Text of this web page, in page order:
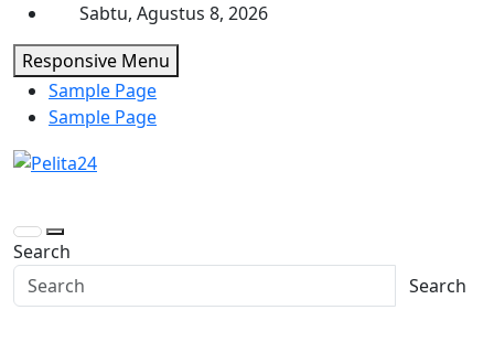
Skip
to
content
Sabtu, Agustus 8, 2026
Responsive Menu
Sample Page
Sample Page
Search
Search